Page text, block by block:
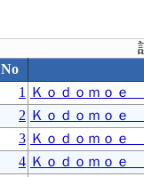
No
1
Ｋｏｄｏｍｏｅ
2 Ｋｏｄｏｍｏｅ
3 Ｋｏｄｏｍｏｅ
4 Ｋｏｄｏｍｏｅ